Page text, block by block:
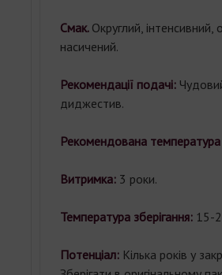
Смак. Округлий,
насичений.
Рекомендації подачі:
диджестив.
Рекомендована
Витримка: 3 роки.
Температура зберігання: 15-
Потенціал: Кілька років у